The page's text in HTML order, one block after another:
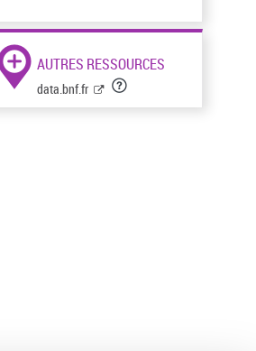
AUTRES RESSOURCES
data.bnf.fr